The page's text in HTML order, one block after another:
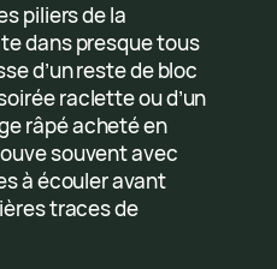
piliers de la
dans presque tous
d’un reste de bloc
raclette ou d’un
râpé acheté en
souvent avec
à écouler avant
traces de